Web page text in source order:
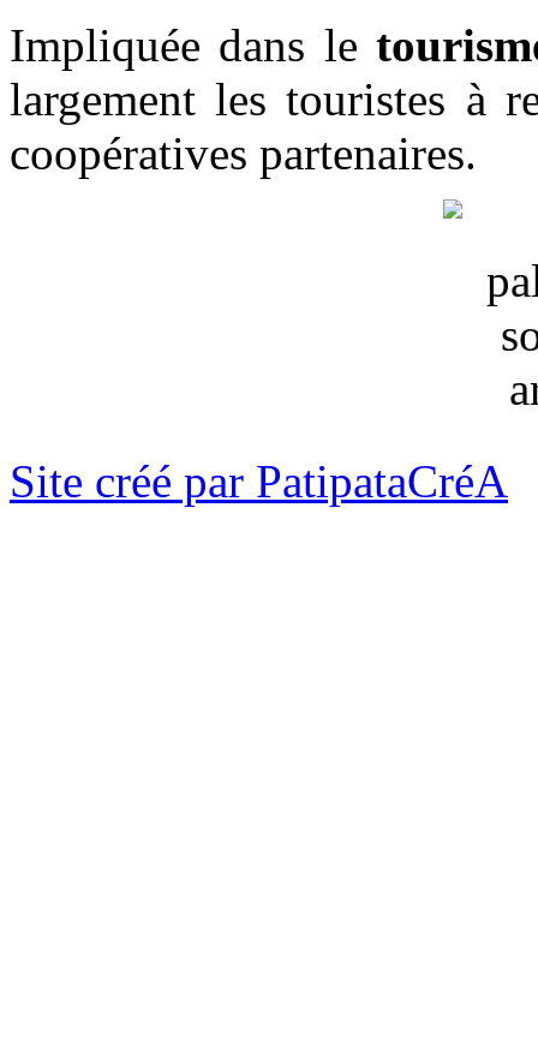
Impliquée dans le
largement les touristes à
coopératives partenaires.
Site créé par PatipataCréA